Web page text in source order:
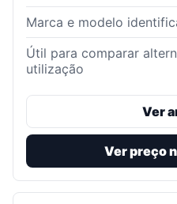
Marca e modelo
Útil para comparar
utilização
Ver
Ver preço